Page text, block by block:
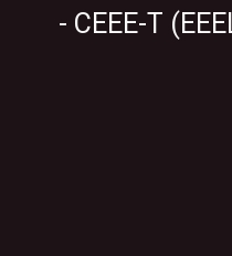
- CEEE-T